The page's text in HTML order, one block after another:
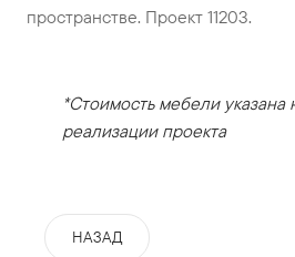
пространстве. Проект 11203.
*Стоимость мебели указана
реализации проекта
НАЗАД